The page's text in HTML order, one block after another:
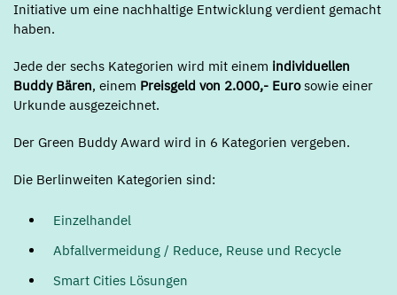
Initiative um eine nachhaltige Entwicklung verdient gemacht
haben.
Jede der sechs Kategorien wird mit einem individuellen
Buddy Bären, einem Preisgeld von 2.000,- Eurosowie einer
Urkunde ausgezeichnet.
Der Green Buddy Award wird in 6 Kategorien vergeben.
Die Berlinweiten Kategorien sind:
Einzelhandel
Abfallvermeidung / Reduce, Reuse und Recycle
Smart Cities Lösungen